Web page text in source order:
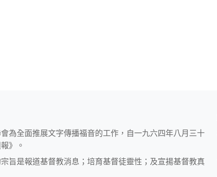
為全面推展文字傳播福音的工作，自一九六四年八月三十
》。
宗旨是報道基督教消息；培育基督徒靈性；及宣揚基督教真